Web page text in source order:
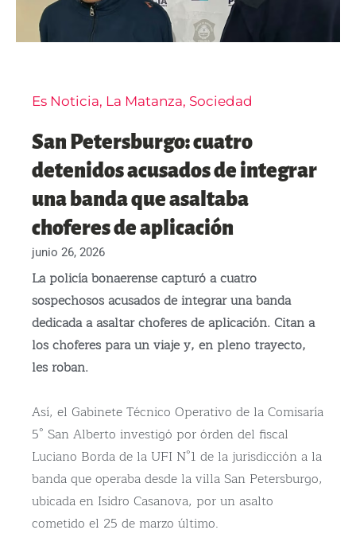
Es Noticia, La Matanza, Sociedad
San Petersburgo: cuatro
detenidos acusados de integrar
una banda que asaltaba
choferes de aplicación
junio 26, 2026
La policía bonaerense capturó a cuatro
sospechosos acusados de integrar una banda
dedicada a asaltar choferes de aplicación. Citan a
los choferes para un viaje y, en pleno trayecto,
les roban.
Así, el Gabinete Técnico Operativo de la Comisaría
5° San Alberto investigó por órden del fiscal
Luciano Borda de la UFI N°1 de la jurisdicción a la
banda que operaba desde la villa San Petersburgo,
ubicada en Isidro Casanova, por un asalto
cometido el 25 de marzo último.